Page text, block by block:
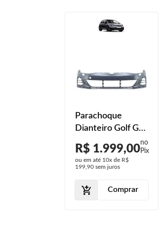
Parachoque
Dianteiro Golf Gti
Primer Com Furo
Milha
R$ 1.999,00
ou em até 10x de R$
199,90 sem juros
Comprar